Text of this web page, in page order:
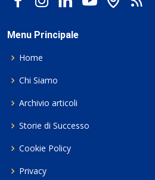
Menu Principale
Home
Chi Siamo
Archivio articoli
Storie di Successo
Cookie Policy
Privacy